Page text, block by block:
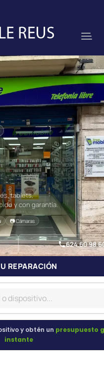
tablets,
y con garantía.
📷 Cámaras
624 60 98
REPARACIÓN
y obtén un presupuesto
instante